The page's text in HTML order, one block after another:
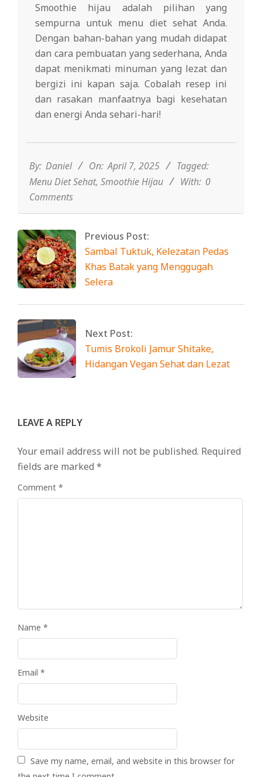
Smoothie hijau adalah pilihan yang
sempurna untuk menu diet sehat Anda.
Dengan bahan-bahan yang mudah didapat
dan cara pembuatan yang sederhana, Anda
dapat menikmati minuman yang lezat dan
bergizi ini kapan saja. Cobalah resep ini
dan rasakan manfaatnya bagi kesehatan
dan energi Anda sehari-hari!
07
By: Daniel On: April 7, 2025
Tagged:
Menu Diet Sehat, Smoothie Hijau With: 0
Comments
Previous Post:
Sambal Tuktuk, Kelezatan Pedas
Khas Batak yang Menggugah
Selera
Next Post:
Tumis Brokoli Jamur Shitake,
Hidangan Vegan Sehat dan Lezat
LEAVE A REPLY
Your email address will not be published. Required
fields are marked *
Comment *
Name *
Email *
Website
Save my name, email, and website in this browser for